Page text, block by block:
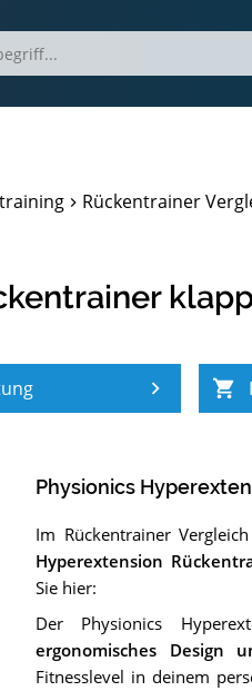
Rückentrainer
Physionics
Im Rückentrainer
Hyperextension
Sie hier:
Der Physionics
ergonomisches Design
Fitnesslevel in deinem